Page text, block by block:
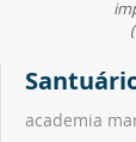
academia